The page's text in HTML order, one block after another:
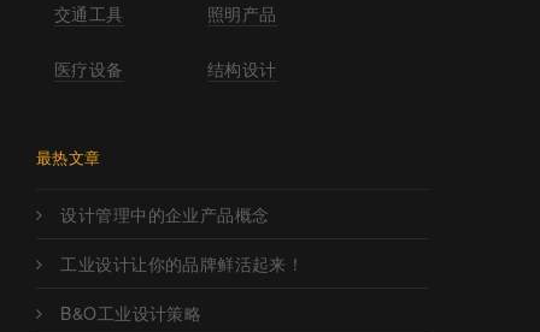
交通工具 照明产品
医疗设备 结构设计
最热文章
设计管理中的企业产品概念
工业设计让你的品牌鲜活起来！
B&O工业设计策略